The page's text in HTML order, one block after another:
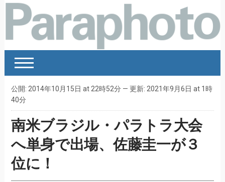
公開: 2014年10月15日 at 22時52分 — 更新: 2021年9月6日 at 1時
40分
南米ブラジル・パラトラ大会
へ単身で出場、佐藤圭一が３
位に！